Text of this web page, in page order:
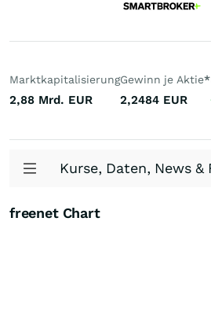
Marktkapitalisierung
2,88 Mrd. EUR
Gewinn je Aktie*
2,2484 EUR
Kurse, Daten, News &
freenet Chart